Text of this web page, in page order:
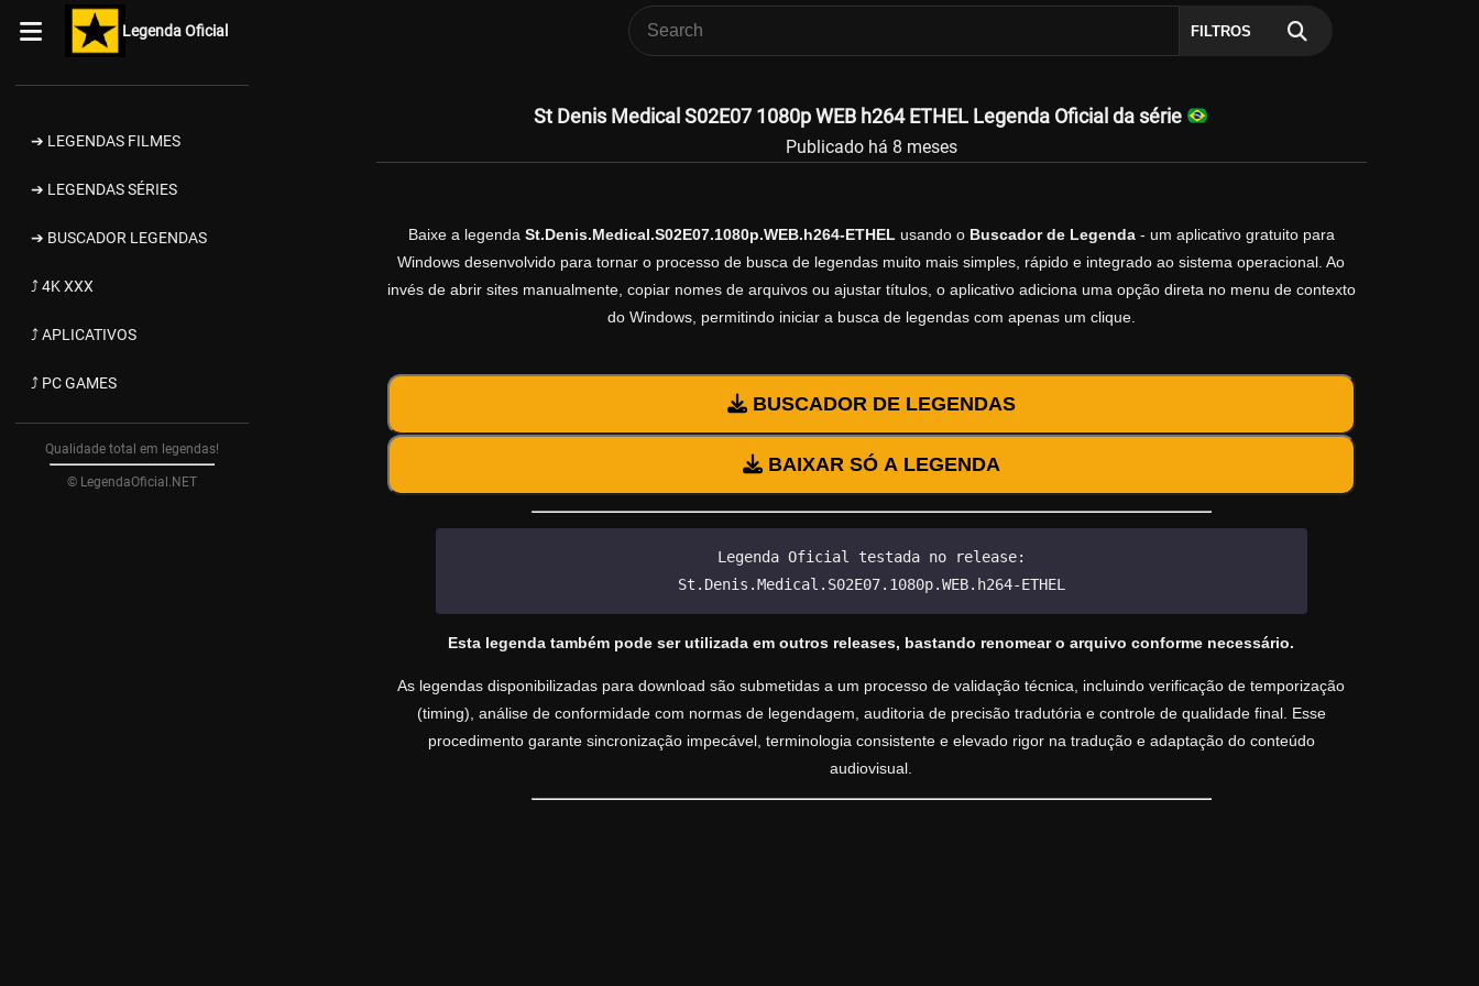
Legenda Oficial FILTROS
➔ LEGENDAS FILMES
➔ LEGENDAS SÉRIES
➔ BUSCADOR LEGENDAS
⤴ 4K XXX
⤴ APLICATIVOS
⤴ PC GAMES
Qualidade total em legendas!
© LegendaOficial.NET
St Denis Medical S02E07 1080p WEB h264 ETHEL Legenda Oficial da série
Publicado há 8 meses
Baixe a legenda St.Denis.Medical.S02E07.1080p.WEB.h264-ETHELusando o Buscador de Legenda- um aplicativo gratuito para
Windows desenvolvido para tornar o processo de busca de legendas muito mais simples, rápido e integrado ao sistema operacional. Ao
invés de abrir sites manualmente, copiar nomes de arquivos ou ajustar títulos, o aplicativo adiciona uma opção direta no menu de contexto
do Windows, permitindo iniciar a busca de legendas com apenas um clique.
BUSCADOR DE LEGENDAS
BAIXAR SÓ A LEGENDA
Legenda Oficial testada no release:
St.Denis.Medical.S02E07.1080p.WEB.h264-ETHEL
Esta legenda também pode ser utilizada em outros releases, bastando renomear o arquivo conforme necessário.
As legendas disponibilizadas para download são submetidas a um processo de validação técnica, incluindo verificação de temporização
(timing), análise de conformidade com normas de legendagem, auditoria de precisão tradutória e controle de qualidade final. Esse
procedimento garante sincronização impecável, terminologia consistente e elevado rigor na tradução e adaptação do conteúdo
audiovisual.